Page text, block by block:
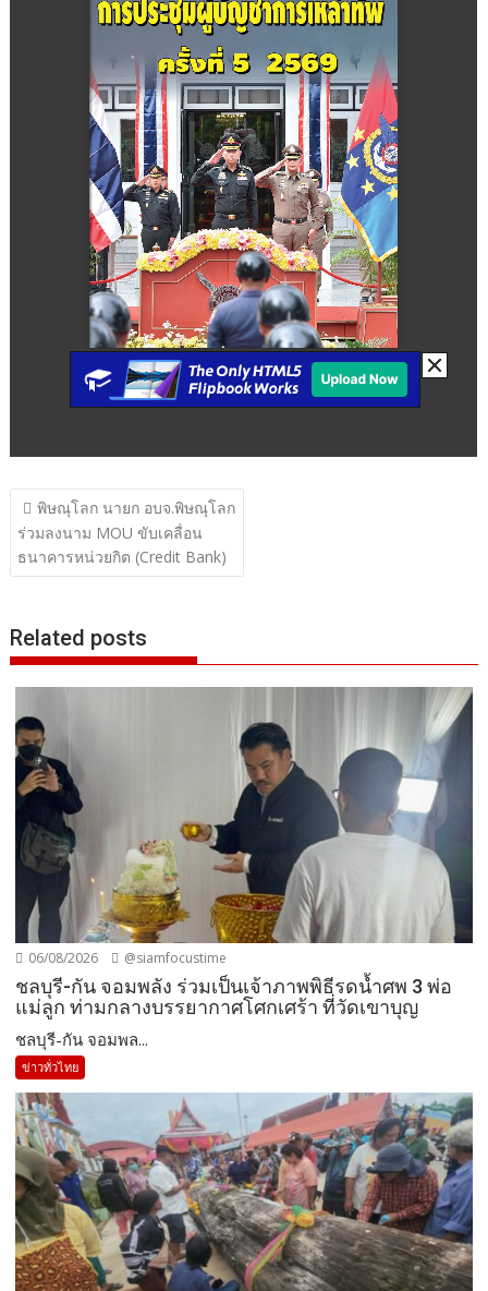
แนะแนว
เรื่อง
พิษณุโลก นายก อบจ.พิษณุโลก
ร่วมลงนาม MOU ขับเคลื่อน
ธนาคารหน่วยกิต (Credit Bank)
Related posts
06/08/2026 @siamfocustime
ชลบุรี-กัน จอมพลัง ร่วมเป็นเจ้าภาพพิธีรดน้ำศพ 3 พ่อ
แม่ลูก ท่ามกลางบรรยากาศโศกเศร้า ที่วัดเขาบุญ
ชลบุรี-กัน จอมพล...
ข่าวทั่วไทย